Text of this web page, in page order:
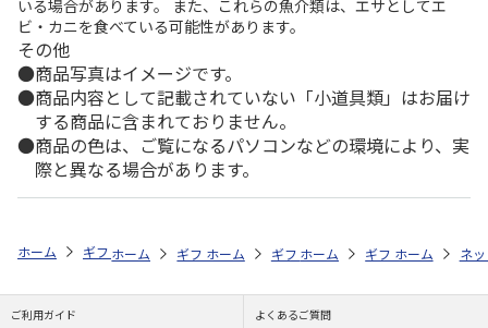
いる場合があります。 また、これらの魚介類は、エサとしてエ
ビ・カニを食べている可能性があります。
その他
商品写真はイメージです。
商品内容として記載されていない「小道具類」はお届け
する商品に含まれておりません。
商品の色は、ご覧になるパソコンなどの環境により、実
際と異なる場合があります。
ホーム ギフト通販 内祝い・お返し 結婚内祝い 選べるギフト 鳥
ホーム ギフト通販 内祝い・お返し 結婚内祝い
ホーム ギフト通販 内祝い・お返し
ホーム ギフト通販 内
ホーム ネ
ご利用ガイド よくあるご質問